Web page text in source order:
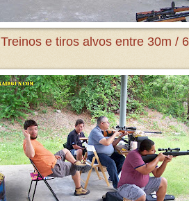
Treinos e tiros alvos entre 30m /